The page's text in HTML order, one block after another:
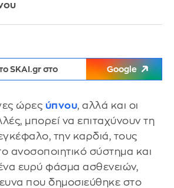
SKAI.gr στο Google
ώρες ύπνου, αλλά και οι
μπορεί να επιταχύνουν τη
την καρδιά, τους
ανοσοποιητικό σύστημα και
ευρύ φάσμα ασθενειών,
που δημοσιεύθηκε στο